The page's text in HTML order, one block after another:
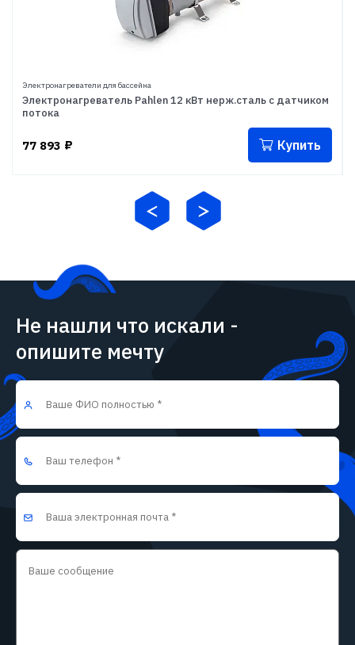
Электронагреватели для бассейна
Электронагреватель Pahlen 12 кВт нерж.сталь с датчиком
потока
77 893 ₽ Купить
Не нашли что искали -
опишите мечту